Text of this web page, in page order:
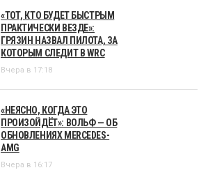
«ТОТ, КТО БУДЕТ БЫСТРЫМ
ПРАКТИЧЕСКИ ВЕЗДЕ»:
ГРЯЗИН НАЗВАЛ ПИЛОТА, ЗА
КОТОРЫМ СЛЕДИТ В WRC
Вчера в 17:18
«НЕЯСНО, КОГДА ЭТО
ПРОИЗОЙДЁТ»: ВОЛЬФ — ОБ
ОБНОВЛЕНИЯХ MERCEDES-
AMG
Вчера в 16:17